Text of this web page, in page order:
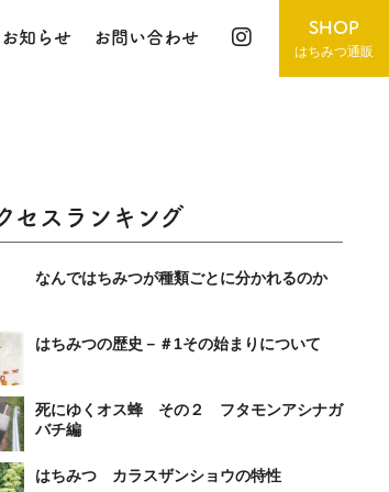
お知らせ お問い合わせ
SHOP
はちみつ通販
セスランキング
なんではちみつが種類ごとに分かれるのか
はちみつの歴史－＃1その始まりについて
死にゆくオス蜂 その２ フタモンアシナガ
バチ編
はちみつ カラスザンショウの特性